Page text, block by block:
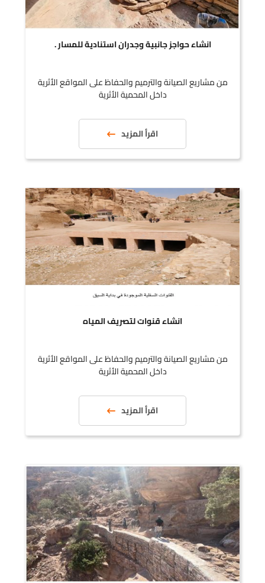
انشاء حواجز جانبية وجدران استنادية للمسار .
من مشاريع الصيانة والترميم والحفاظ على المواقع الأثرية
داخل المحمية الأثرية
اقرأ المزيد
انشاء قنوات لتصريف المياه
من مشاريع الصيانة والترميم والحفاظ على المواقع الأثرية
داخل المحمية الأثرية
اقرأ المزيد